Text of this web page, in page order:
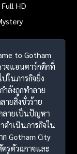
Full HD
to Gotham
วจแอนตาร์กติกที่
ในภารกิจยิ่ง
ลังถูกทำลาย
ายสิ่งชั่วร้าย
ลายเป็นปัญหา
ดำเนินภารกิจใน
Gotham City
รูตัวฉกาจและ